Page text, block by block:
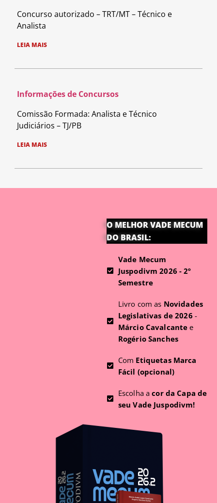
Concurso autorizado – TRT/MT – Técnico e
Analista
LEIA MAIS
Informações de Concursos
Comissão Formada: Analista e Técnico
Judiciários – TJ/PB
LEIA MAIS
O MELHOR VADE MECUM
DO BRASIL:
Vade Mecum
Juspodivm 2026 - 2º
Semestre
Livro com as Novidades
Legislativas de 2026 -
Márcio Cavalcante e
Rogério Sanches
Com Etiquetas Marca
Fácil (opcional)
Escolha acor da Capa de
seu Vade Juspodivm!